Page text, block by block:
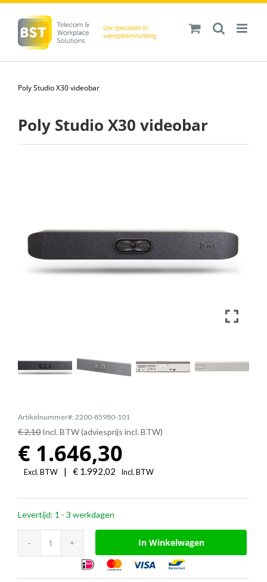
inhoud
Poly Studio X30 videobar
Poly Studio X30 videobar
Artikelnummer#: 2200-85980-101
€ 2,10 Incl. BTW (adviesprijs incl. BTW)
€ 1.646,30
Excl. BTW | € 1.992,02 Incl. BTW
Levertijd: 1 - 3 werkdagen
Studio
In Winkelwagen